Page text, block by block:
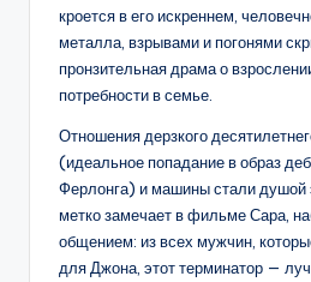
кроется в его искреннем,
металла, взрывами и погонями
пронзительная драма о
потребности в семье.
Отношения дерзкого
(идеальное попадание в образ
Ферлонга) и машины стали душой
метко замечает в фильме Сара,
общением: из всех мужчин,
для Джона, этот терминатор —